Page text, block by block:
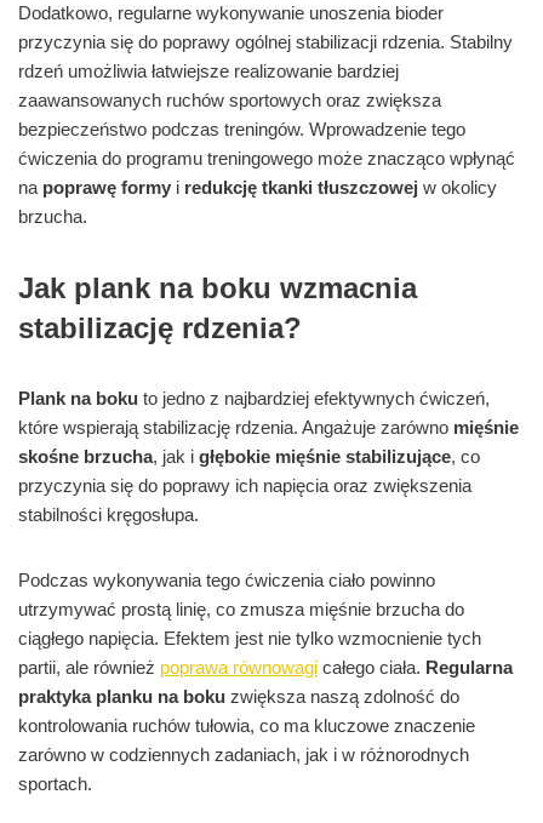
Dodatkowo, regularne wykonywanie unoszenia bioder
przyczynia się do poprawy ogólnej stabilizacji rdzenia. Stabilny
rdzeń umożliwia łatwiejsze realizowanie bardziej
zaawansowanych ruchów sportowych oraz zwiększa
bezpieczeństwo podczas treningów. Wprowadzenie tego
ćwiczenia do programu treningowego może znacząco wpłynąć
na poprawę formy i redukcję tkanki tłuszczowej w okolicy
brzucha.
Jak plank na boku wzmacnia
stabilizację rdzenia?
Plank na boku to jedno z najbardziej efektywnych ćwiczeń,
które wspierają stabilizację rdzenia. Angażuje zarówno mięśnie
skośne brzucha, jak i głębokie mięśnie stabilizujące, co
przyczynia się do poprawy ich napięcia oraz zwiększenia
stabilności kręgosłupa.
Podczas wykonywania tego ćwiczenia ciało powinno
utrzymywać prostą linię, co zmusza mięśnie brzucha do
ciągłego napięcia. Efektem jest nie tylko wzmocnienie tych
partii, ale również poprawa równowagi całego ciała. Regularna
praktyka planku na boku zwiększa naszą zdolność do
kontrolowania ruchów tułowia, co ma kluczowe znaczenie
zarówno w codziennych zadaniach, jak i w różnorodnych
sportach.